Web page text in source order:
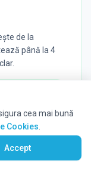
de la
până la 4
cea mai bună
Cookies
Accept